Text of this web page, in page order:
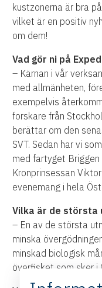
kustzonerna är bra
vilket är en positiv
om dem!
Vad gör ni på
– Kärnan i vår
med allmänheten,
exempelvis
forskare från
berättar om den
SVT. Sedan har vi
med fartyget Briggen
Kronprinsessan
evenemang i hela
Vilka är de största
– En av de största
minska
minskad biologisk
överfisket som sker i